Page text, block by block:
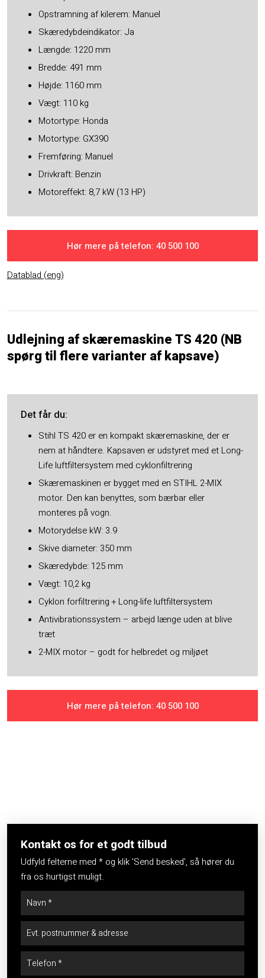
Opstramning af kilerem: Manuel
Skæredybdeindikator: Ja
Længde: 1220 mm
Bredde: 491 mm
Højde: 1160 mm
Vægt: 110 kg​
Motortype: Honda
Motortype: GX390
Fremføring: Manuel
Drivkraft: Benzin
Motoreffekt: 8,7 kW (13 HP)
Hør mere på telefon: ​40 500 100
Datablad (eng)​
Udlejning af skæremaskine TS 420 (NB
spørg til flere varianter af kapsave)
Det får du​:
Stihl TS 420 er en kompakt skæremaskine, der er
nem at håndtere. Kapsaven er udstyret med et Long-
Life luftfiltersystem med cyklonfiltrering
Skæremaskinen er bygget med en STIHL 2-MIX
motor. Den kan benyttes, som bærbar eller
monteres på vogn.
Motorydelse kW: 3.9
Skive diameter: 350 mm
Skæredybde: 125 mm
Vægt: 10,2 kg
Cyklon forfiltrering + Long-life luftfiltersystem
Antivibrationssystem – arbejd længe uden at blive
træt
2-MIX motor – godt for helbredet og miljøet
Hør mere på telefon: ​40 500 100
Kontakt os for et godt tilbud​
Udfyld felterne med * og klik 'Send besked', så hører du
fra os hurtigst muligt.